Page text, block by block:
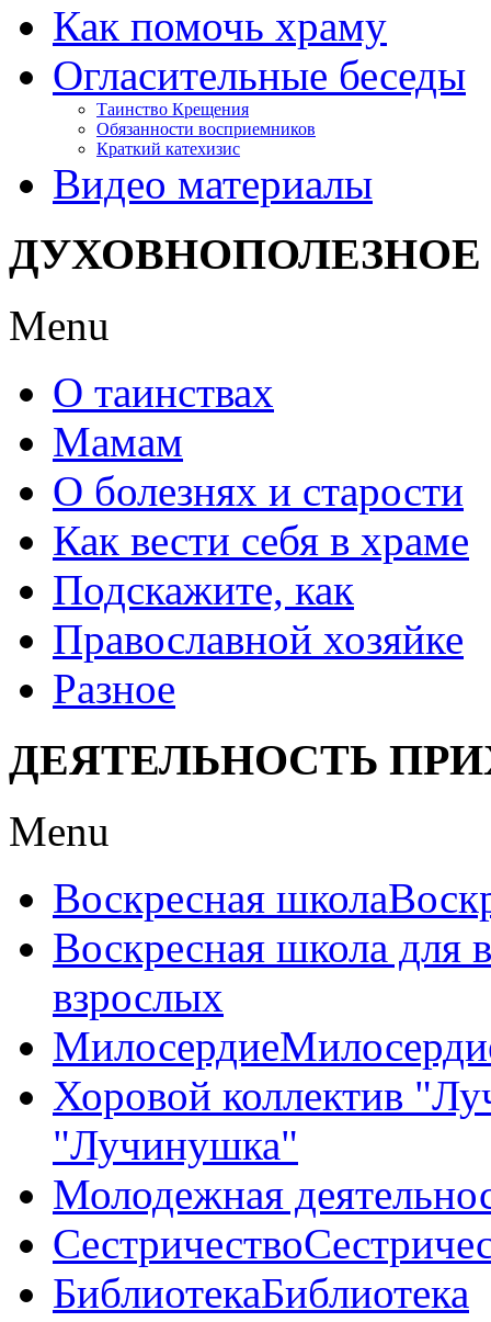
Как помочь храму
Огласительные беседы
Таинство Крещения
Обязанности восприемников
Краткий катехизис
Видео материалы
ДУХОВНОПОЛЕЗНОЕ
Menu
О таинствах
Мамам
О болезнях и старости
Как вести себя в храме
Подскажите, как
Православной хозяйке
Разное
ДЕЯТЕЛЬНОСТЬ
Menu
Воскресная школа
Воскресная школа для
взрослых
Милосердие
Хоровой коллектив
"Лучинушка"
Молодежная
Сестричество
БиблиотекаБиблиотека